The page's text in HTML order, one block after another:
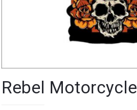
Rebel Motorcycle